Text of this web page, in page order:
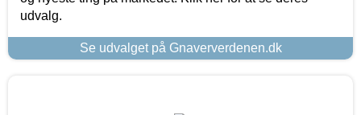
udvalg.
Se udvalget på Gnaververdenen.dk